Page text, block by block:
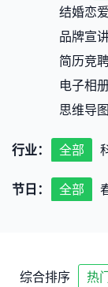
结婚恋爱
品牌宣
简历竞
电子相
思维导图
行业： 全部
互联网
公益宣
节日： 全部
综合排序 热